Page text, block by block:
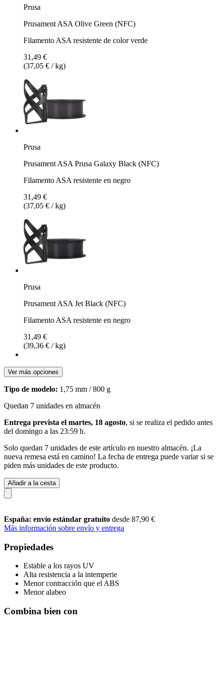
Prusa
Prusament ASA Olive Green (NFC)
Filamento ASA resistente de color verde
31,49 €
(37,05 € / kg)
Prusa
Prusament ASA Prusa Galaxy Black (NFC)
Filamento ASA resistente en negro
31,49 €
(37,05 € / kg)
Prusa
Prusament ASA Jet Black (NFC)
Filamento ASA resistente en negro
31,49 €
(39,36 € / kg)
Ver más opciones
Tipo de modelo: 1,75 mm / 800 g
Quedan 7 unidades en almacén
Entrega prevista el martes, 18 agosto, si se realiza el pedido antes
del domingo a las 23:59 h.
Solo quedan 7 unidades de este artículo en nuestro almacén. ¡La
nueva remesa está en camino! La fecha de entrega puede variar si se
piden más unidades de este producto.
Añadir a la cesta
España: envío estándar gratuito desde 87,90 €
Más información sobre envío y entrega
Propiedades
Estable a los rayos UV
Alta resistencia a la intemperie
Menor contracción que el ABS
Menor alabeo
Combina bien con